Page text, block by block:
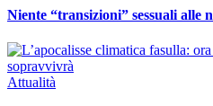
Niente “transizioni” sessuali alle
Attualità